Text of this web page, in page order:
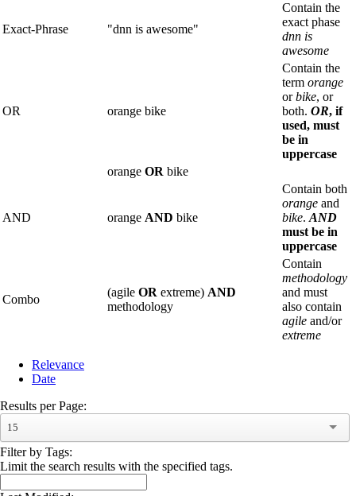
Exact-Phrase "dnn is awesome"
Contain the
exact phase
dnn is
awesome
OR orange bike
Contain the
term orange
orbike, or
both. OR, if
used, must
be in
uppercase
orange OR bike
AND orange AND bike
Contain both
orange and
bike. AND
must be in
uppercase
Combo
(agile OR extreme) AND
methodology
Contain
methodology
and must
also contain
agile and/or
extreme
Relevance
Date
Results per Page:
15
Filter by Tags:
Limit the search results with the specified tags.